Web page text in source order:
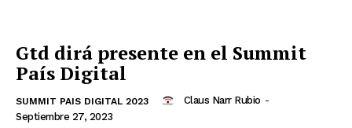
Gtd dirá presente en el Summit
País Digital
SUMMIT PAIS DIGITAL 2023 Claus Narr Rubio -
Septiembre 27, 2023